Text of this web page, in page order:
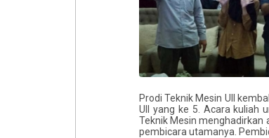
Prodi Teknik Mesin UII
UII yang ke 5. Acara kuliah
Teknik Mesin menghadirkan
pembicara utamanya.